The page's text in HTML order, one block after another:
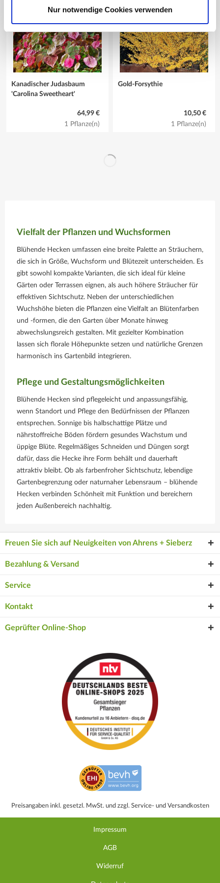
Nur notwendige Cookies verwenden
Kanadischer Judasbaum
'Carolina Sweetheart'
64,99 €
1 Pflanze(n)
Gold-Forsythie
10,50 €
1 Pflanze(n)
Vielfalt der Pflanzen und Wuchsformen
Blühende Hecken umfassen eine breite Palette an Sträuchern,
die sich in Größe, Wuchsform und Blütezeit unterscheiden. Es
gibt sowohl kompakte Varianten, die sich ideal für kleine
Gärten oder Terrassen eignen, als auch höhere Sträucher für
effektiven Sichtschutz. Neben der unterschiedlichen
Wuchshöhe bieten die Pflanzen eine Vielfalt an Blütenfarben
und -formen, die den Garten über Monate hinweg
abwechslungsreich gestalten. Mit gezielter Kombination
lassen sich florale Höhepunkte setzen und natürliche Grenzen
harmonisch ins Gartenbild integrieren.
Pflege und Gestaltungsmöglichkeiten
Blühende Hecken sind pflegeleicht und anpassungsfähig,
wenn Standort und Pflege den Bedürfnissen der Pflanzen
entsprechen. Sonnige bis halbschattige Plätze und
nährstoffreiche Böden fördern gesundes Wachstum und
üppige Blüte. Regelmäßiges Schneiden und Düngen sorgt
dafür, dass die Hecke ihre Form behält und dauerhaft
attraktiv bleibt. Ob als farbenfroher Sichtschutz, lebendige
Gartenbegrenzung oder naturnaher Lebensraum – blühende
Hecken verbinden Schönheit mit Funktion und bereichern
jeden Außenbereich nachhaltig.
Freuen Sie sich auf Neuigkeiten von Ahrens + Sieberz
Bezahlung & Versand
Service
Kontakt
Geprüfter Online-Shop
Preisangaben inkl. gesetzl. MwSt. und zzgl. Service- und Versandkosten
Impressum
AGB
Widerruf